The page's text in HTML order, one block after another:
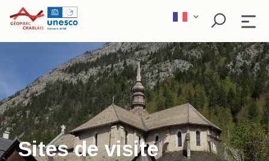
QU’EST-CE QU’UN GÉOPARC ?
EXPLORER
PÉDAGOGIE
Sites de visite